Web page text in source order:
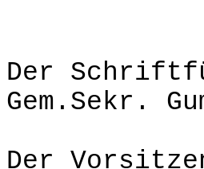
Der
Gem.Sekr.
Der